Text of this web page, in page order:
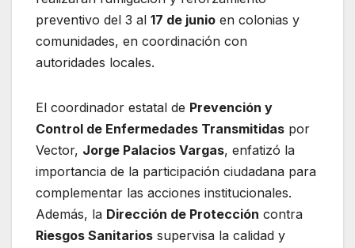
preventivo del 3 al 17 de junio en colonias y
comunidades, en coordinación con
autoridades locales.
El coordinador estatal de Prevención y
Control de Enfermedades Transmitidas por
Vector, Jorge Palacios Vargas, enfatizó la
importancia de la participación ciudadana para
complementar las acciones institucionales.
Además, la Dirección de Protección contra
Riesgos Sanitarios supervisa la calidad y